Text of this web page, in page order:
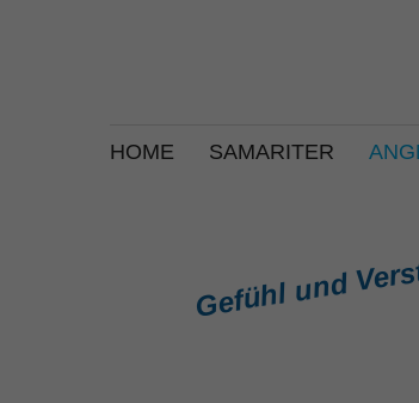
HOME SAMARITER
Gefühl und